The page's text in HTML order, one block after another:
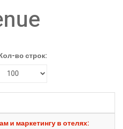
во строк:
и маркетингу в отелях: